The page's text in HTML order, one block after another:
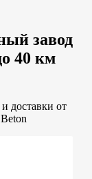
завод
40 км
доставки от